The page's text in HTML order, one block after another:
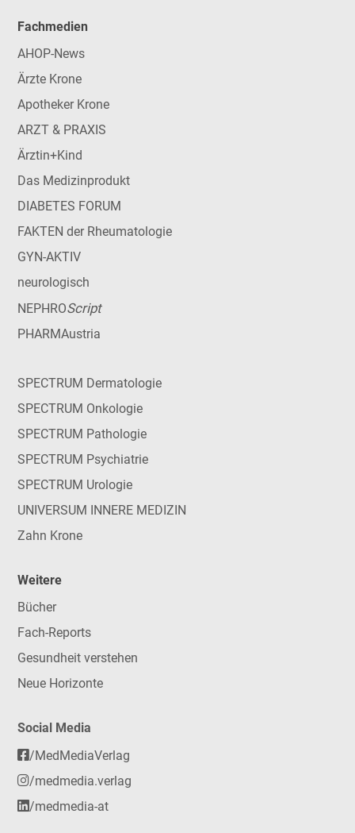
Fachmedien
AHOP-News
Ärzte Krone
Apotheker Krone
ARZT & PRAXIS
Ärztin+Kind
Das Medizinprodukt
DIABETES FORUM
FAKTEN der Rheumatologie
GYN-AKTIV
neurologisch
NEPHROScript
PHARMAustria
SPECTRUM Dermatologie
SPECTRUM Onkologie
SPECTRUM Pathologie
SPECTRUM Psychiatrie
SPECTRUM Urologie
UNIVERSUM INNERE MEDIZIN
Zahn Krone
Weitere
Bücher
Fach-Reports
Gesundheit verstehen
Neue Horizonte
Social Media
/MedMediaVerlag
/medmedia.verlag
/medmedia-at